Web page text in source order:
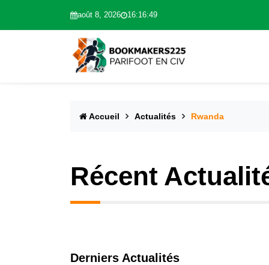
août 8, 2026 16:16:50
Accueil Actualités Rwanda
Récent
Derniers Actualités